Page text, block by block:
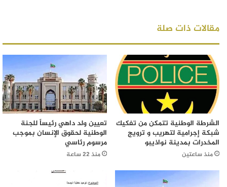
مقالات ذات صلة
الشرطة الوطنية تتمكن من تفكيك
شبكة إجرامية لتهريب و ترويج
المخدرات بمدينة نواذيبو
منذ ساعتين
تعيين ولد داهي رئيساً للجنة
الوطنية لحقوق الإنسان بموجب
مرسوم رئاسي
منذ 22 ساعة